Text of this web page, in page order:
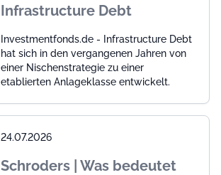
Infrastructure Debt
Investmentfonds.de - Infrastructure Debt
hat sich in den vergangenen Jahren von
einer Nischenstrategie zu einer
etablierten Anlageklasse entwickelt.
24.07.2026
Schroders | Was bedeutet